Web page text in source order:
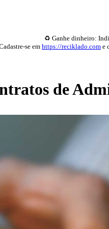
♻️ Ganhe dinheiro:
se emhttps://reciklado.com e
de